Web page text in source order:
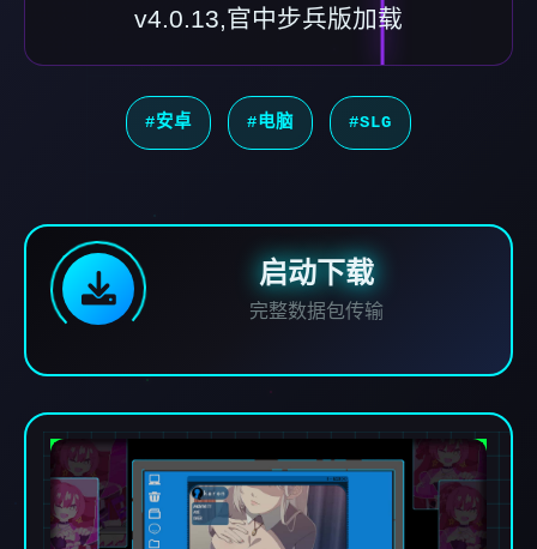
v4.0.13,官中步兵版加载
#安卓 #电脑 #SLG
启动下载
完整数据包传输